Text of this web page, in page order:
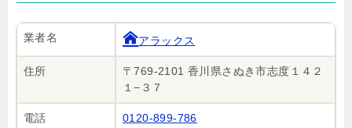
業者名 アラックス
住所
〒769-2101 香川県さぬき市志度１４２
１−３７
電話 0120-899-786